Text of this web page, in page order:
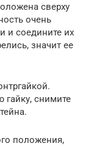
сверху
очень
и соедините их
значит ее
снимите
положения,